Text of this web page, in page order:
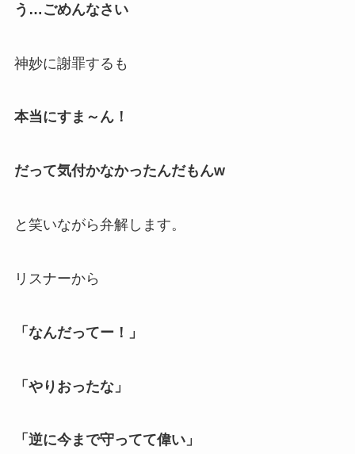
う…ごめんなさい
神妙に謝罪するも
本当にすま～ん！
だって気付かなかったんだもんw
と笑いながら弁解します。
リスナーから
「なんだってー！」
「やりおったな」
「逆に今まで守ってて偉い」